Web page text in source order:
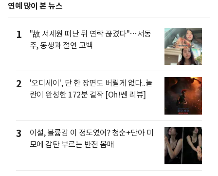
연예 많이 본 뉴스
1
"故 서세원 떠난 뒤 연락 끊겼다"…서동
주, 동생과 절연 고백
2
'오디세이', 단 한 장면도 버릴게 없다..놀
란이 완성한 172분 걸작 [Oh!쎈 리뷰]
3
이설, 볼륨감 이 정도였어? 청순+단아 미
모에 감탄 부르는 반전 몸매